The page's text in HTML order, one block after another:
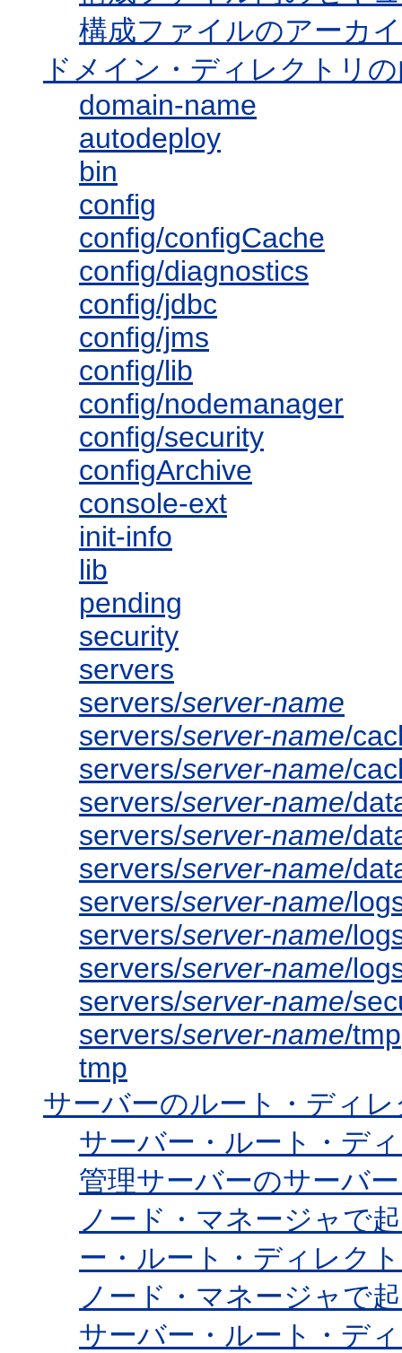
構成ファイルのアーカ
ドメイン・ディレクトリ
domain-name
autodeploy
bin
config
config/configCache
config/diagnostics
config/jdbc
config/jms
config/lib
config/nodemanager
config/security
configArchive
console-ext
init-info
lib
pending
security
servers
servers/server-name
servers/server-name/
servers/server-name/
servers/server-name/
servers/server-name/
servers/server-name/
servers/server-name/
servers/server-name/
servers/server-name/
servers/server-name/
servers/server-name/tmp
tmp
サーバーのルート・ディ
サーバー・ルート・デ
管理サーバーのサーバ
ノード・マネージャで
ー・ルート・ディレク
ノード・マネージャで
サーバー・ルート・デ